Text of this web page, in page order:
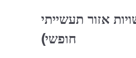
אזור תעשייתי
חופשי)